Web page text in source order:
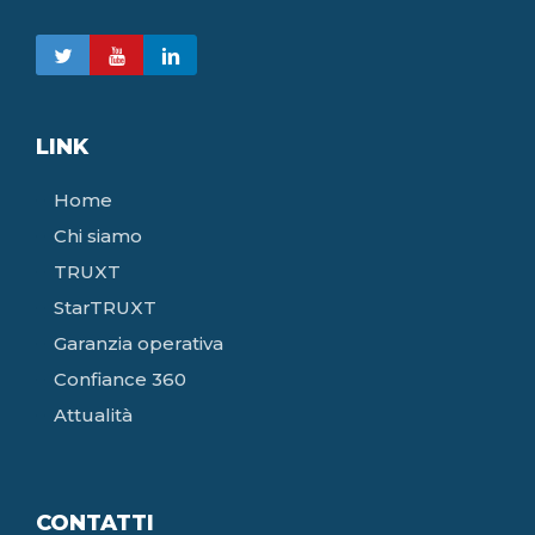
LINK
Home
Chi siamo
TRUXT
StarTRUXT
Garanzia operativa
Confiance 360
Attualità
CONTATTI